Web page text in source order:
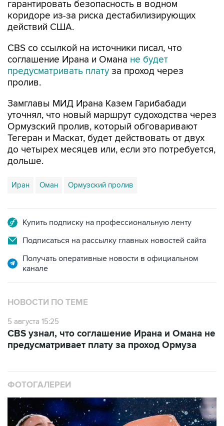
гарантировать безопасность в водном
коридоре из-за риска дестабилизирующих
действий США.
CBS со ссылкой на источники писал, что
соглашение Ирана и Омана не будет
предусматривать плату за проход через
пролив.
Замглавы МИД Ирана Казем Гарибабади
уточнял, что новый маршрут судоходства через
Ормузский пролив, который обговаривают
Тегеран и Маскат, будет действовать от двух
до четырех месяцев или, если это потребуется,
дольше.
Иран Оман Ормузский пролив
Купить подписку на профессиональную ленту
Подписаться на рассылку главных новостей сайта
Получать оперативные новости в официальном
канале
НОВОСТИ ПО ТЕМЕ
5 августа 15:25
CBS узнал, что соглашение Ирана и Омана не
предусматривает плату за проход Ормуза
ФОТОГАЛЕРЕИ